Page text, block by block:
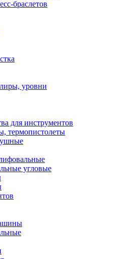
браслетов
уровни
для инструментов
термопистолеты
угловые